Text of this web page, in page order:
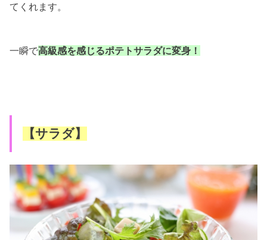
てくれます。
一瞬で高級感を感じるポテトサラダに変身！
【サラダ】